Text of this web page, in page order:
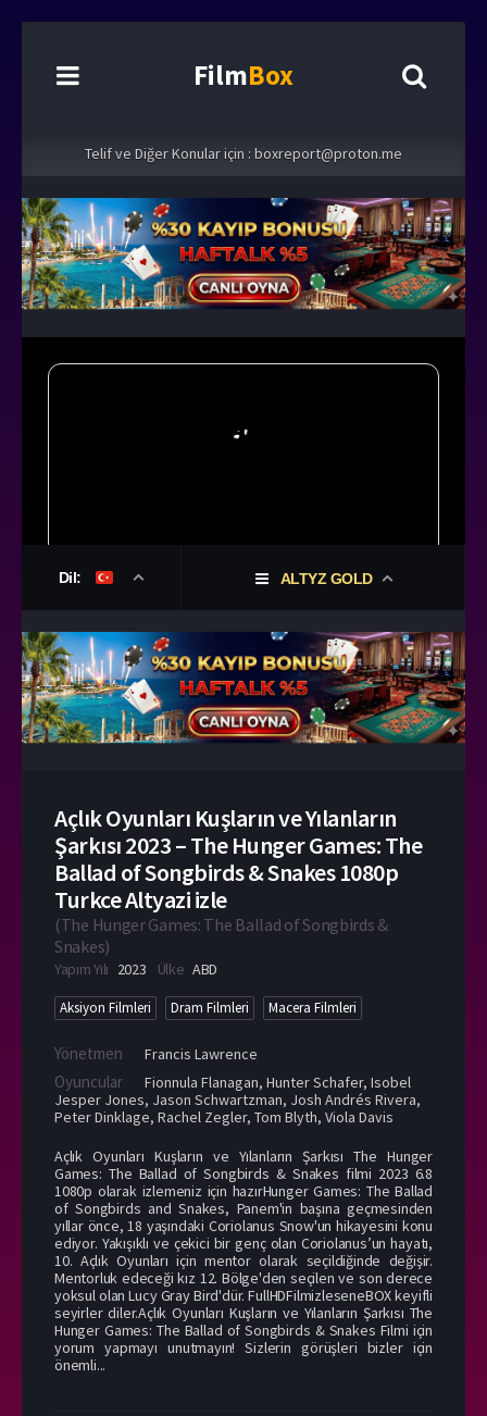
FilmBox
Telif ve Diğer Konular için : boxreport@proton.me
Dil: ALTYZ GOLD
Açlık Oyunları Kuşların ve Yılanların
Şarkısı 2023 – The Hunger Games: The
Ballad of Songbirds & Snakes 1080p
Turkce Altyazi izle
(The Hunger Games: The Ballad of Songbirds &
Snakes)
Yapım Yılı 2023 Ülke ABD
Aksiyon Filmleri Dram Filmleri Macera Filmleri
Yönetmen Francis Lawrence
Oyuncular Fionnula Flanagan, Hunter Schafer, Isobel
Jesper Jones, Jason Schwartzman, Josh Andrés Rivera,
Peter Dinklage, Rachel Zegler, Tom Blyth, Viola Davis
Açlık Oyunları Kuşların ve Yılanların Şarkısı The Hunger
Games: The Ballad of Songbirds & Snakes filmi 2023 6.8
1080p olarak izlemeniz için hazırHunger Games: The Ballad
of Songbirds and Snakes, Panem'in başına geçmesinden
yıllar önce, 18 yaşındaki Coriolanus Snow'un hikayesini konu
ediyor. Yakışıklı ve çekici bir genç olan Coriolanus’un hayatı,
10. Açlık Oyunları için mentor olarak seçildiğinde değişir.
Mentorluk edeceği kız 12. Bölge'den seçilen ve son derece
yoksul olan Lucy Gray Bird'dür. FullHDFilmizleseneBOX keyifli
seyirler diler.Açlık Oyunları Kuşların ve Yılanların Şarkısı The
Hunger Games: The Ballad of Songbirds & Snakes Filmi için
yorum yapmayı unutmayın! Sizlerin görüşleri bizler için
önemli...